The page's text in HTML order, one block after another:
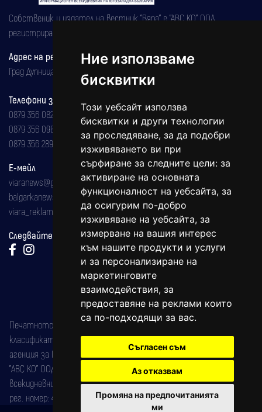
Ние използваме
бисквитки
Този уебсайт използва
бисквитки и други технологии
за проследяване, за да подобри
изживяването ви при
сърфиране за следните цели: за
активиране на основната
функционалност на уебсайта, за
да осигурим по-добро
изживяване на уебсайта, за
измерване на вашия интерес
към нашите продукти и услуги
и за персонализиране на
маркетинговите
взаимодействия, за
предоставяне на реклами които
са по-подходящи за вас.
Съгласен съм
Аз отказвам
Промяна на предпочитанията
ми
Собственик и издател на вестник "Вяра" е "АВС КО" ООД,
регистрирана на 08.05.2002 година.
Адрес на редакцията
Град Дупница, ул.''Христо Ботев" 43
Телефони за реклама и абонаменти
0879 356 082
0879 356 098
0879 356 289
Е-мейл
viaranews@gmail.com
balgarkanews@gmail.com
viara_reklama@mail.bg
Следвайте ни:
Печатното издание на вестника е регистрирано в националния
класификатор на печатните издания (Българска национална
агенция за ISSN) под номер: ISSN 1312-4722.
"АВС КО" ООД е притежател на марката: Вяра информационен
всекидневник на югозападна България, със свидетелство за марка
рег. номер: 47857/11.05.2004 година.